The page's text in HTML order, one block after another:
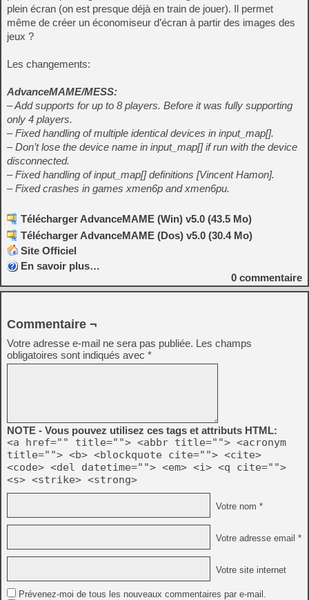
plein écran (on est presque déjà en train de jouer). Il permet
même de créer un économiseur d’écran à partir des images des
jeux ?
Les changements:
AdvanceMAME/MESS:
– Add supports for up to 8 players. Before it was fully supporting
only 4 players.
– Fixed handling of multiple identical devices in input_map[].
– Don’t lose the device name in input_map[] if run with the device
disconnected.
– Fixed handling of input_map[] definitions [Vincent Hamon].
– Fixed crashes in games xmen6p and xmen6pu.
Télécharger AdvanceMAME (Win) v5.0 (43.5 Mo)
Télécharger AdvanceMAME (Dos) v5.0 (30.4 Mo)
Site Officiel
En savoir plus…
0 commentaire
Commentaire ¬
Votre adresse e-mail ne sera pas publiée. Les champs
obligatoires sont indiqués avec *
NOTE - Vous pouvez utilisez ces tags et attributs HTML:
<a href="" title=""> <abbr title=""> <acronym
title=""> <b> <blockquote cite=""> <cite>
<code> <del datetime=""> <em> <i> <q cite="">
<s> <strike> <strong>
Votre nom *
Votre adresse email *
Votre site internet
Prévenez-moi de tous les nouveaux commentaires par e-mail.